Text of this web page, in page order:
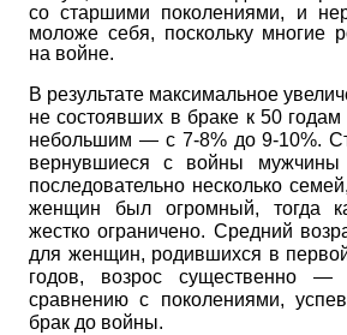
со старшими поколениями, и
моложе себя, поскольку многие
на войне.
В результате максимальное
не состоявших в браке к 50 годам
небольшим — с 7-8% до 9-10%.
вернувшиеся с войны мужчины
последовательно несколько
женщин был огромный, тогда
жестко ограничено. Средний
для женщин, родившихся в
годов, возрос существенно
сравнению с поколениями,
брак до войны.